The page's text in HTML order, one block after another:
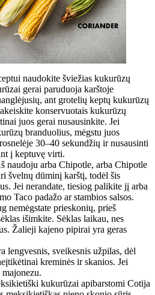
naudokite šviežias kukurūzų
gerai paruduoja karštoje
ant grotelių keptų kukurūzų
konservuotais kukurūzų
juos gerai nusausinkite. Jei
branduolius, mėgstu juos
30–40 sekundžių ir nusausinti
į keptuvę virti.
naudoju arba Chipotle, arba Chipotle
švelnų dūminį karštį, todėl šis
Jei nerandate, tiesiog palikite jį arba
Taco padažo ar stambios salsos.
nemėgstate prieskonių, prieš
išimkite. Sėklas laikau, nes
Žalieji kajeno pipirai yra geras
lengvesnis, sveikesnis užpilas, dėl
kreminės ir skanios. Jei
kukurūzai apibarstomi Cotija